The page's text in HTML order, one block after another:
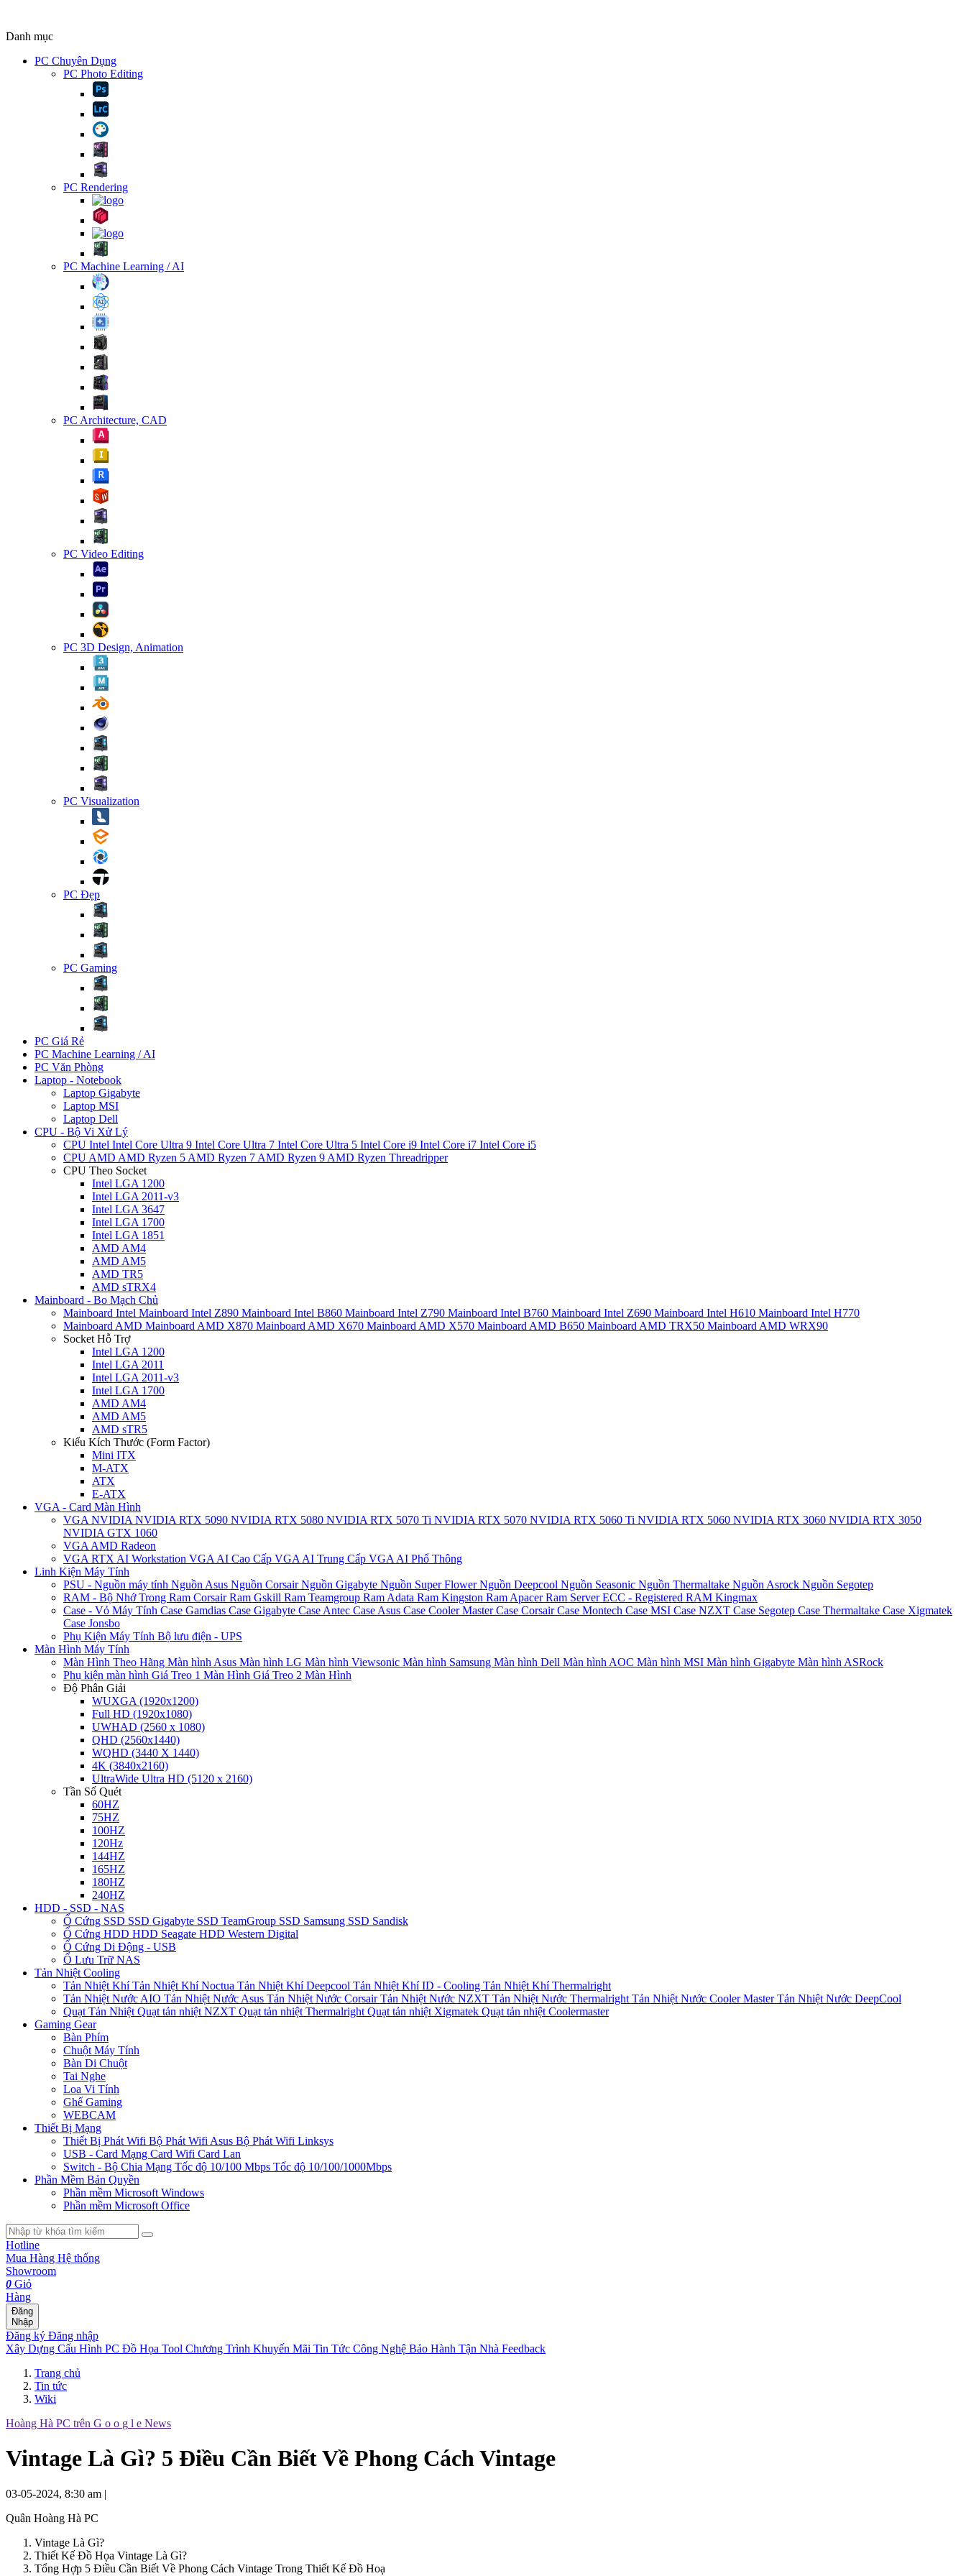
Danh mục
PC Chuyên Dụng
PC Photo Editing
PC Rendering
PC Machine Learning / AI
PC Architecture, CAD
PC Video Editing
PC 3D Design, Animation
PC Visualization
PC Đẹp
PC Gaming
PC Giá Rẻ
PC Machine Learning / AI
PC Văn Phòng
Laptop - Notebook
Laptop Gigabyte
Laptop MSI
Laptop Dell
CPU - Bộ Vi Xử Lý
CPU Intel Intel Core Ultra 9 Intel Core Ultra 7 Intel Core Ultra 5 Intel Core i9 Intel Core i7 Intel Core i5
CPU AMD AMD Ryzen 5 AMD Ryzen 7 AMD Ryzen 9 AMD Ryzen Threadripper
CPU Theo Socket
Intel LGA 1200
Intel LGA 2011-v3
Intel LGA 3647
Intel LGA 1700
Intel LGA 1851
AMD AM4
AMD AM5
AMD TR5
AMD sTRX4
Mainboard - Bo Mạch Chủ
Mainboard Intel Mainboard Intel Z890 Mainboard Intel B860 Mainboard Intel Z790 Mainboard Intel B760 Mainboard Intel Z690 Mainboard Intel H610 Mainboard Intel H770
Mainboard AMD Mainboard AMD X870 Mainboard AMD X670 Mainboard AMD X570 Mainboard AMD B650 Mainboard AMD TRX50 Mainboard AMD WRX90
Socket Hỗ Trợ
Intel LGA 1200
Intel LGA 2011
Intel LGA 2011-v3
Intel LGA 1700
AMD AM4
AMD AM5
AMD sTR5
Kiểu Kích Thước (Form Factor)
Mini ITX
M-ATX
ATX
E-ATX
VGA - Card Màn Hình
VGA NVIDIA NVIDIA RTX 5090 NVIDIA RTX 5080 NVIDIA RTX 5070 Ti NVIDIA RTX 5070 NVIDIA RTX 5060 Ti NVIDIA RTX 5060 NVIDIA RTX 3060 NVIDIA RTX 3050
NVIDIA GTX 1060
VGA AMD Radeon
VGA RTX AI Workstation VGA AI Cao Cấp VGA AI Trung Cấp VGA AI Phổ Thông
Linh Kiện Máy Tính
PSU - Nguồn máy tính Nguồn Asus Nguồn CorsairNguồn Gigabyte Nguồn Super FlowerNguồn Deepcool Nguồn Seasonic Nguồn Thermaltake Nguồn Asrock Nguồn Segotep
RAM - Bộ Nhớ Trong Ram CorsairRam Gskill Ram Teamgroup Ram Adata Ram Kingston Ram ApacerRam Server ECC - Registered RAM Kingmax
Case - Vỏ Máy Tính Case Gamdias Case Gigabyte Case Antec Case Asus Case Cooler MasterCase CorsairCase Montech Case MSI Case NZXT Case Segotep Case Thermaltake Case Xigmatek
Case Jonsbo
Phụ Kiện Máy Tính Bộ lưu điện - UPS
Màn Hình Máy Tính
Màn Hình Theo Hãng Màn hình Asus Màn hình LG Màn hình Viewsonic Màn hình Samsung Màn hình Dell Màn hình AOC Màn hình MSI Màn hình Gigabyte Màn hình ASRock
Phụ kiện màn hình Giá Treo 1 Màn Hình Giá Treo 2 Màn Hình
Độ Phân Giải
WUXGA (1920x1200)
Full HD (1920x1080)
UWHAD (2560 x 1080)
QHD (2560x1440)
WQHD (3440 X 1440)
4K (3840x2160)
UltraWide Ultra HD (5120 x 2160)
Tần Số Quét
60HZ
75HZ
100HZ
120Hz
144HZ
165HZ
180HZ
240HZ
HDD - SSD - NAS
Ổ Cứng SSD SSD Gigabyte SSD TeamGroup SSD Samsung SSD Sandisk
Ổ Cứng HDD HDD Seagate HDD Western Digital
Ổ Cứng Di Động - USB
Ổ Lưu Trữ NAS
Tản Nhiệt Cooling
Tản Nhiệt KhíTản Nhiệt Khí Noctua Tản Nhiệt Khí Deepcool Tản Nhiệt Khí ID - Cooling Tản Nhiệt Khí Thermalright
Tản Nhiệt Nước AIO Tản Nhiệt Nước Asus Tản Nhiệt Nước CorsairTản Nhiệt Nước NZXT Tản Nhiệt Nước Thermalright Tản Nhiệt Nước Cooler MasterTản Nhiệt Nước DeepCool
Quạt Tản Nhiệt Quạt tản nhiệt NZXT Quạt tản nhiệt Thermalright Quạt tản nhiệt Xigmatek Quạt tản nhiệt Coolermaster
Gaming Gear
Bàn Phím
Chuột Máy Tính
Bàn Di Chuột
Tai Nghe
Loa Vi Tính
Ghế Gaming
WEBCAM
Thiết Bị Mạng
Thiết Bị Phát Wifi Bộ Phát Wifi Asus Bộ Phát Wifi Linksys
USB - Card Mạng Card Wifi Card Lan
Switch - Bộ Chia Mạng Tốc độ 10/100 Mbps Tốc độ 10/100/1000Mbps
Phần Mềm Bản Quyền
Phần mềm Microsoft Windows
Phần mềm Microsoft Office
Hotline
Mua Hàng Hệ thống
Showroom
0 Giỏ
Hàng
Đăng
Nhập
Đăng ký Đăng nhập
Xây Dựng Cấu Hình PC Đồ Họa Tool Chương Trình Khuyến Mãi Tin Tức Công Nghệ Bảo Hành Tận Nhà Feedback
Trang chủ
Tin tức
Wiki
Hoàng Hà PC trên G o o g l e News
Vintage Là Gì? 5 Điều Cần Biết Về Phong Cách Vintage
03-05-2024, 8:30 am |
Quân Hoàng Hà PC
Vintage Là Gì?
Thiết Kế Đồ Họa Vintage Là Gì?
Tổng Hợp 5 Điều Cần Biết Về Phong Cách Vintage Trong Thiết Kế Đồ Hoạ